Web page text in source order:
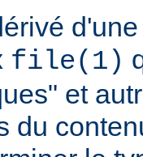
file(1)
et
du